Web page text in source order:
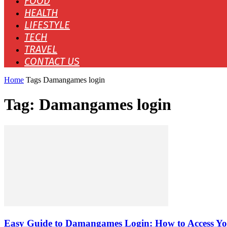
HEALTH
LIFESTYLE
TECH
TRAVEL
CONTACT US
Home Tags Damangames login
Tag: Damangames login
Easy Guide to Damangames Login: How to Access